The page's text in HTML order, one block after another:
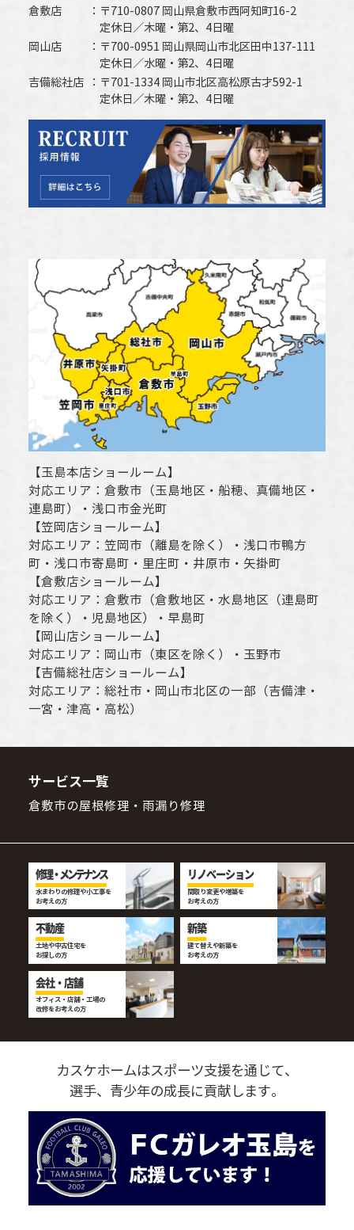
倉敷店
〒710-0807 岡山県倉敷市西阿知町16-2
定休日／木曜・第2、4日曜
岡山店
〒700-0951 岡山県岡山市北区田中137-111
定休日／水曜・第2、4日曜
吉備総社店
〒701-1334 岡山市北区高松原古才592-1
定休日／木曜・第2、4日曜
【玉島本店ショールーム】
対応エリア： 倉敷市 （玉島地区・船穂、真備地区・
連島町）・ 浅口市金光町
【笠岡店ショールーム】
対応エリア： 笠岡市（離島を除く） ・ 浅口市鴨方
町・ 浅口市寄島町・里庄町・ 井原市 ・矢掛町
【倉敷店ショールーム】
対応エリア： 倉敷市 （倉敷地区・水島地区（連島町
を除く）・児島地区）・早島町
【 岡山店ショールーム】
対応エリア： 岡山市 （東区を除く）・玉野市
【吉備総社店ショールーム】
対応エリア： 総社市 ・ 岡山市北区の一部（吉備津・
一宮・津高・高松）
サービス一覧
倉敷市の屋根修理・雨漏り修理
修理・メンテナンス
水まわりの修理や小工事を
お考えの方
リノベーション
間取り変更や増築を
お考えの方
不動産
土地や中古住宅を
お探しの方
新築
建て替えや新築を
お考えの方
会社・店舗
オフィス・店舗・工場の
改修をお考えの方
カスケホームはスポーツ支援を通じて、
選手、青少年の成長に貢献します。